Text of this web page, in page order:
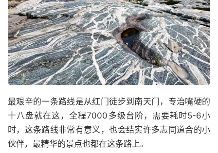
最艰辛的一条路线是从红门徒步到南天门，专治嘴硬的
十八盘就在这，全程7000多级台阶，需要耗时5-6小
时，这条路线非常有意义，也会结实许多志同道合的小
伙伴，最精华的景点也都在这条路上。